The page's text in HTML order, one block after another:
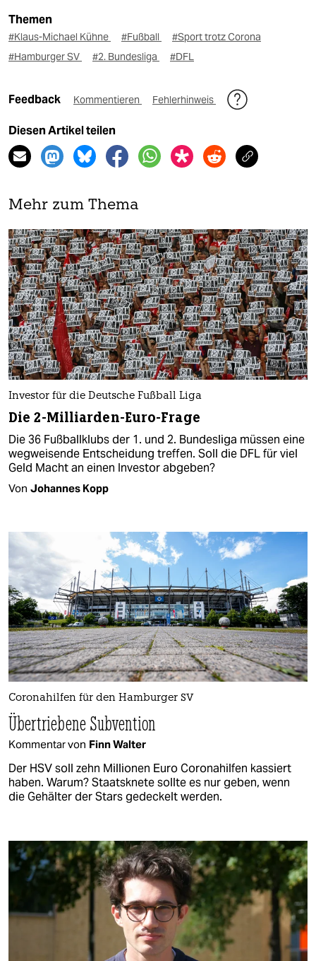
Themen
#Klaus-Michael Kühne #Fußball
#Sport trotz Corona
#Hamburger SV
#2. Bundesliga #DFL
Feedback Kommentieren Fehlerhinweis
Diesen Artikel teilen
Mehr zum Thema
Investor für die Deutsche Fußball Liga
Die 2-Milliarden-Euro-Frage
Die 36 Fußballklubs der 1. und 2. Bundesliga müssen eine
wegweisende Entscheidung treffen. Soll die DFL für viel
Geld Macht an einen Investor abgeben?
Von Johannes Kopp
Coronahilfen für den Hamburger SV
Übertriebene Subvention
Kommentar von Finn Walter
Der HSV soll zehn Millionen Euro Coronahilfen kassiert
haben. Warum? Staatsknete sollte es nur geben, wenn
die Gehälter der Stars gedeckelt werden.